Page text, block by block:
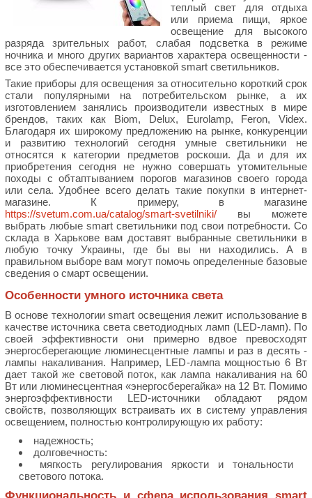
теплый свет для отдыха
или приема пищи, яркое
освещение для высокого
разряда зрительных работ, слабая подсветка в режиме
ночника и много других вариантов характера освещенности -
все это обеспечивается установкой smart светильников.
Такие приборы для освещения за относительно короткий срок
стали популярными на потребительском рынке, а их
изготовлением занялись производители известных в мире
брендов, таких как Biom, Delux, Eurolamp, Feron, Videx.
Благодаря их широкому предложению на рынке, конкуренции
и развитию технологий сегодня умные светильники не
относятся к категории предметов роскоши. Да и для их
приобретения сегодня не нужно совершать утомительные
походы с обтаптыванием порогов магазинов своего города
или села. Удобнее всего делать такие покупки в интернет-
магазине. К примеру, в магазине
https://svetum.com.ua/catalog/smart-svetilniki/ вы можете
выбрать любые smart светильники под свои потребности. Со
склада в Харькове вам доставят выбранные светильники в
любую точку Украины, где бы вы ни находились. А в
правильном выборе вам могут помочь определенные базовые
сведения о смарт освещении.
Особенности умного источника света
В основе технологии smart освещения лежит использование в
качестве источника света светодиодных ламп (LED-ламп). По
своей эффективности они примерно вдвое превосходят
энергосберегающие люминесцентные лампы и раз в десять -
лампы накаливания. Например, LED-лампа мощностью 6 Вт
дает такой же световой поток, как лампа накаливания на 60
Вт или люминесцентная «энергосберегайка» на 12 Вт. Помимо
энергоэффективности LED-источники обладают рядом
свойств, позволяющих встраивать их в систему управления
освещением, полностью контролирующую их работу:
надежность;
долговечность:
мягкость регулирования яркости и тональности
светового потока.
Функциональность и сфера использования smart